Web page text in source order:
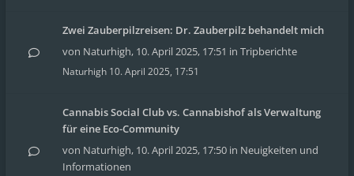
Zwei Zauberpilzreisen: Dr. Zauberpilz behandelt mich
von Naturhigh, 10. April 2025, 17:51 in Tripberichte
Naturhigh 10. April 2025, 17:51
Cannabis Social Club vs. Cannabishof als Verwaltung
für eine Eco-Community
von Naturhigh, 10. April 2025, 17:50 in Neuigkeiten und
Informationen